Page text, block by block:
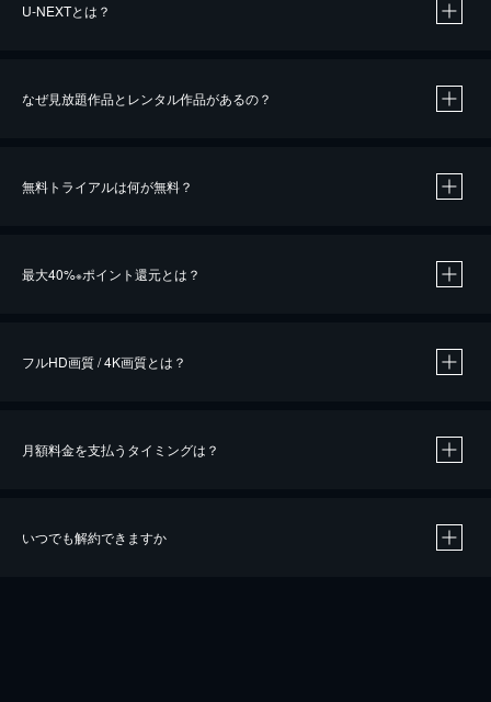
U-NEXTとは？
なぜ見放題作品とレンタル作品があるの？
無料トライアルは何が無料？
最大40%※ポイント還元とは？
※40％ポイント還元の対象は、クレジットカード決済による作品の購入 / レンタルです。
フルHD画質 / 4K画質とは？
月額料金を支払うタイミングは？
いつでも解約できますか